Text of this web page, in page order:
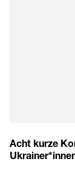
Acht kurze